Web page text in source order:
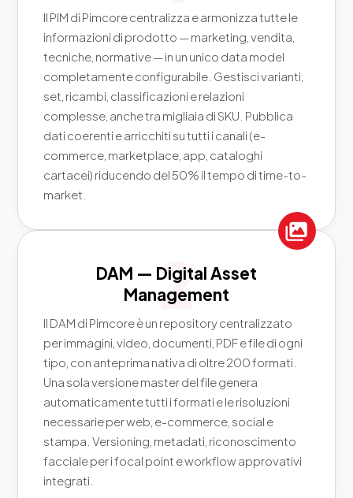
Il PIM di Pimcore centralizza e armonizza tutte le
informazioni di prodotto — marketing, vendita,
tecniche, normative — in un unico data model
completamente configurabile. Gestisci varianti,
set, ricambi, classificazioni e relazioni
complesse, anche tra migliaia di SKU. Pubblica
dati coerenti e arricchiti su tutti i canali (e-
commerce, marketplace, app, cataloghi
cartacei) riducendo del 50% il tempo di time-to-
market.
DAM — Digital Asset
Management
Il DAM di Pimcore è un repository centralizzato
per immagini, video, documenti, PDF e file di ogni
tipo, con anteprima nativa di oltre 200 formati.
Una sola versione master del file genera
automaticamente tutti i formati e le risoluzioni
necessarie per web, e-commerce, social e
stampa. Versioning, metadati, riconoscimento
facciale per i focal point e workflow approvativi
integrati.